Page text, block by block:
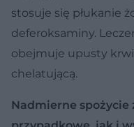
stosuje się płukanie
deferoksaminy.
obejmuje upusty
chelatującą.
Nadmierne spożycie